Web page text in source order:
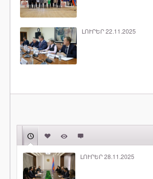
ԼՈՒՐԵՐ 22.11.2025
ԼՈՒՐԵՐ 28.11.2025